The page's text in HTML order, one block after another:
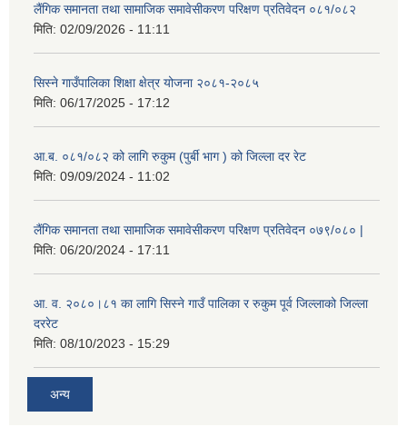
लैंगिक समानता तथा सामाजिक समावेसीकरण परिक्षण प्रतिवेदन ०८१/०८२
मिति: 02/09/2026 - 11:11
सिस्ने गाउँपालिका शिक्षा क्षेत्र योजना २०८१-२०८५
मिति: 06/17/2025 - 17:12
आ.ब. ०८१/०८२ को लागि रुकुम (पुर्बी भाग ) को जिल्ला दर रेट
मिति: 09/09/2024 - 11:02
लैंगिक समानता तथा सामाजिक समावेसीकरण परिक्षण प्रतिवेदन ०७९/०८० |
मिति: 06/20/2024 - 17:11
आ. व. २०८०।८१ का लागि सिस्ने गाउँ पालिका र रुकुम पूर्व जिल्लाको जिल्ला
दररेट
मिति: 08/10/2023 - 15:29
अन्य